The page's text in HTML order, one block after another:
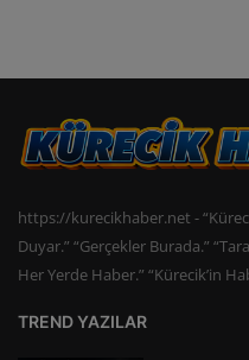
https://kurecikhaber.net -
Duyar.” “Gerçekler Burada.”
Her Yerde Haber.” “Kürecik’in
TREND YAZILAR